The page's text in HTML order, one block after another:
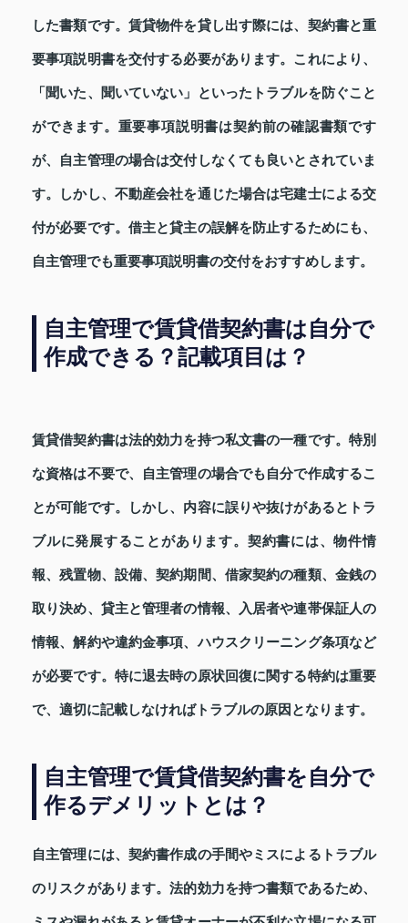
した書類です。賃貸物件を貸し出す際には、契約書と重
要事項説明書を交付する必要があります。これにより、
「聞いた、聞いていない」といったトラブルを防ぐこと
ができます。重要事項説明書は契約前の確認書類です
が、自主管理の場合は交付しなくても良いとされていま
す。しかし、不動産会社を通じた場合は宅建士による交
付が必要です。借主と貸主の誤解を防止するためにも、
自主管理でも重要事項説明書の交付をおすすめします。
自主管理で賃貸借契約書は自分で
作成できる？記載項目は？
賃貸借契約書は法的効力を持つ私文書の一種です。特別
な資格は不要で、自主管理の場合でも自分で作成するこ
とが可能です。しかし、内容に誤りや抜けがあるとトラ
ブルに発展することがあります。契約書には、物件情
報、残置物、設備、契約期間、借家契約の種類、金銭の
取り決め、貸主と管理者の情報、入居者や連帯保証人の
情報、解約や違約金事項、ハウスクリーニング条項など
が必要です。特に退去時の原状回復に関する特約は重要
で、適切に記載しなければトラブルの原因となります。
自主管理で賃貸借契約書を自分で
作るデメリットとは？
自主管理には、契約書作成の手間やミスによるトラブル
のリスクがあります。法的効力を持つ書類であるため、